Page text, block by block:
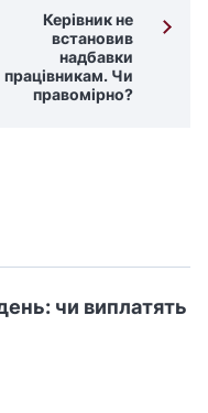
Керівник не
встановив
надбавки
працівникам. Чи
правомірно?
чи виплатять